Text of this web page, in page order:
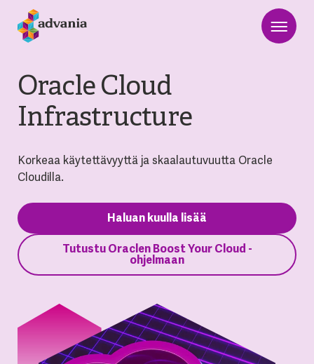
Oracle Cloud
Infrastructure
Korkeaa käytettävyyttä ja skaalautuvuutta Oracle
Cloudilla.
Haluan kuulla lisää
Tutustu Oraclen Boost Your Cloud -
ohjelmaan